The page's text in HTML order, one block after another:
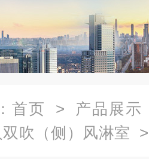
首页 > 产品展示
吹（侧）风淋室